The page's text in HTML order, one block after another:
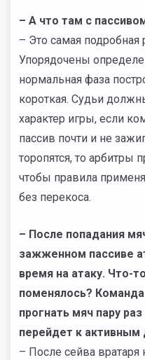
– А что там с
– Это самая подробная
Упорядочены
нормальная фаза
короткая. Судьи
характер игры, если
пассив почти и не
торопятся, то арбитры
чтобы правила
без перекоса.
– После попадания
зажженном пассиве
время на атаку. Что-
поменялось?
прогнать мяч пару
перейдет к активным
– После сейва вратаря